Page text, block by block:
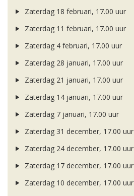
Zaterdag 18 februari, 17.00 uur
Zaterdag 11 februari, 17.00 uur
Zaterdag 4 februari, 17.00 uur
Zaterdag 28 januari, 17.00 uur
Zaterdag 21 januari, 17.00 uur
Zaterdag 14 januari, 17.00 uur
Zaterdag 7 januari, 17.00 uur
Zaterdag 31 december, 17.00 uur
Zaterdag 24 december, 17.00 uur
Zaterdag 17 december, 17.00 uur
Zaterdag 10 december, 17.00 uur